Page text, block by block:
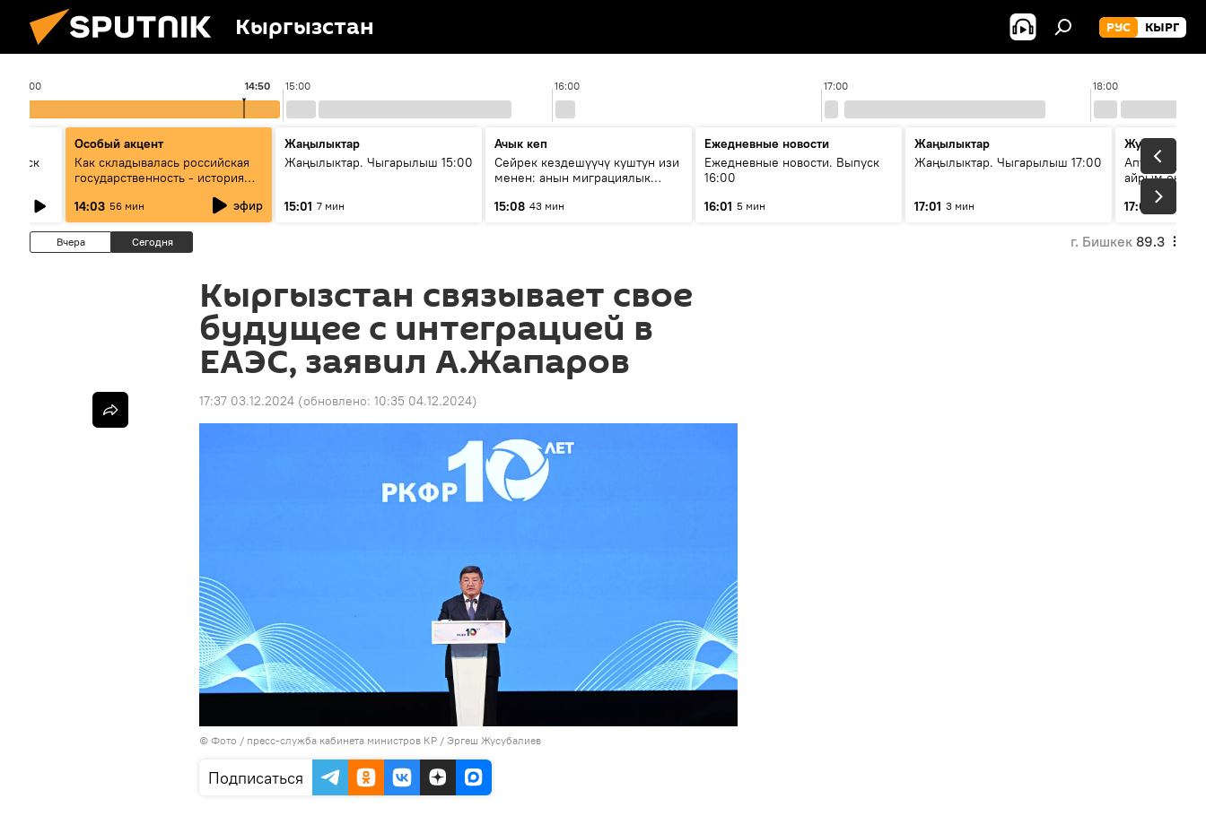
Кыргызстан РУС КЫРГ
14:00 15:00 16:00 17:00 18:00
14:50
Особый акцент
Как складывалась российская
государственность - история
России и геополитика Евразии
глазами аналитиков
14:03 56 мин эфир
Жаңылыктар
Жаңылыктар. Чыгарылыш 15:00
15:01 7 мин
Ачык кеп
Сейрек кездешүүчү куштун изи
менен: анын миграциялык
15:08 43 мин
Ежедневные новости
Ежедневные новости. Выпуск
16:00
16:01 5 мин
Жаңылыктар
Жаңылыктар. Чыгарылыш 17:00
17:01 3 мин
Жума
Апта ичинде
айрым
17:05
Вчера Сегодня г. Бишкек 89.3
Кыргызстан связывает свое
будущее с интеграцией в
ЕАЭС, заявил А.Жапаров
17:37 03.12.2024 (обновлено: 10:35 04.12.2024)
© Фото / пресс-служба кабинета министров КР / Эргеш Жусубалиев
Подписаться